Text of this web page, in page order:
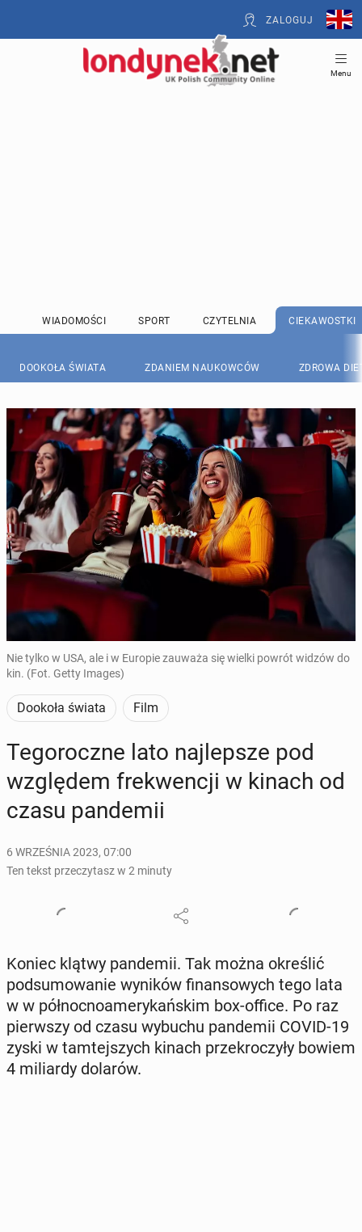
ZALOGUJ
Menu
WIADOMOŚCI SPORT CZYTELNIA CIEKAWOSTKI
DOOKOŁA ŚWIATA ZDANIEM NAUKOWCÓW ZDROWA
Nie tylko w USA, ale i w Europie zauważa się wielki powrót widzów do
kin. (Fot. Getty Images)
Dookoła świata Film
Te­go­rocz­ne lato naj­lep­sze pod
wzglę­dem fre­kwen­cji w kinach od
czasu pan­de­mii
6 WRZEŚNIA 2023, 07:00
Ten tekst przeczytasz w 2 minuty
Koniec klątwy pan­de­mii. Tak można okre­ślić
pod­su­mo­wa­nie wyników fi­nan­so­wych tego lata
w w pół­noc­no­ame­ry­kań­skim box-office. Po raz
pierw­szy od czasu wybuchu pan­de­mii COVID-19
zyski w tam­tej­szych kinach prze­kro­czy­ły bowiem
4 mi­liar­dy dolarów.